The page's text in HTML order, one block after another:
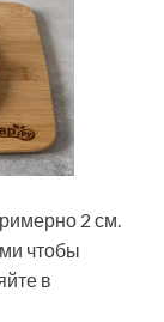
2 см.
чтобы
в